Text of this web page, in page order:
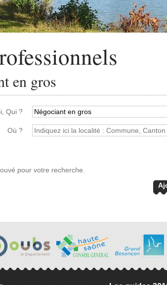
en gros
Qui ?
Où ?
pour votre recherche.